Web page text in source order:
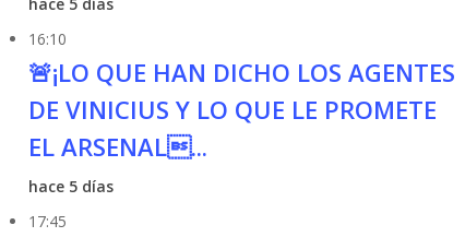
16:10
🚨¡LO QUE HAN DICHO LOS AGENTES
DE VINICIUS Y LO QUE LE PROMETE
EL ARSENAL...
hace 5 días
17:45